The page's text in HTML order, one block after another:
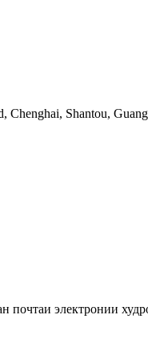
Shantou,
почтаи электронии